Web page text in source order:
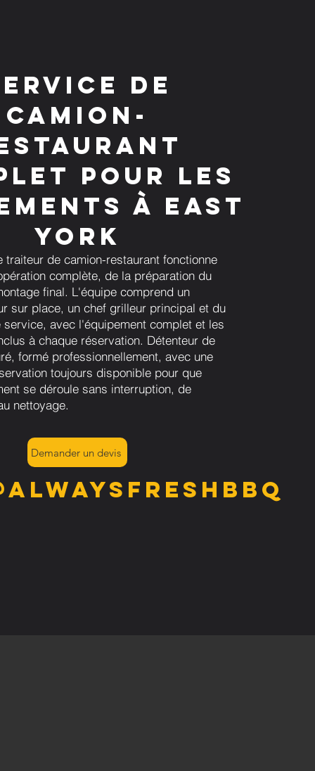
de
camion-
pour les
à East
York
traiteur de camion-restaurant fonctionne
complète, de la préparation du
final. L'équipe comprend un
sur place, un chef grilleur principal et du
service, avec l'équipement complet et les
à chaque réservation. Détenteur de
formé professionnellement, avec une
toujours disponible pour que
se déroule sans interruption, de
nettoyage.
Demander un devis